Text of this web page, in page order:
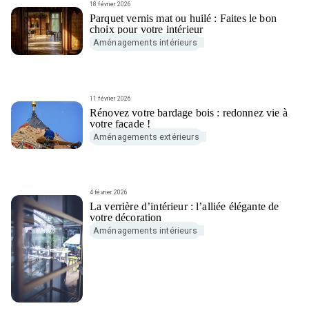
18 février 2026
Parquet vernis mat ou huilé : Faites le bon
choix pour votre intérieur
Aménagements intérieurs
11 février 2026
Rénovez votre bardage bois : redonnez vie à
votre façade !
Aménagements extérieurs
4 février 2026
La verrière d’intérieur : l’alliée élégante de
votre décoration
Aménagements intérieurs